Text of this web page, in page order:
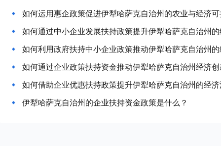
如何运用惠企政策促进伊犁哈萨克自治州的农业与经济
如何通过中小企业发展扶持政策提升伊犁哈萨克自治州
如何利用政府扶持中小企业政策推动伊犁哈萨克自治州
如何通过企业政策扶持资金推动伊犁哈萨克自治州经济
如何借助企业优惠扶持政策提升伊犁哈萨克自治州的经
伊犁哈萨克自治州的企业扶持资金政策是什么？